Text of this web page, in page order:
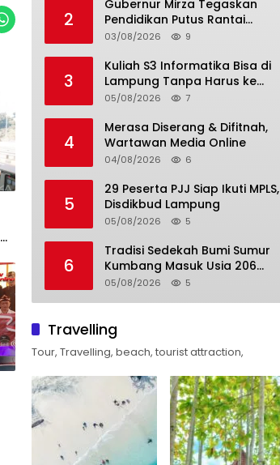
2
Gubernur Mirza Tegaskan
Pendidikan Putus Rantai
Kemiskinan
03/08/2026 9
3
Kuliah S3 Informatika Bisa di
Lampung Tanpa Harus ke
Luar Daerah
05/08/2026 7
4
Merasa Diserang & Difitnah,
Wartawan Media Online
04/08/2026 6
5
29 Peserta PJJ Siap Ikuti MPLS,
Disdikbud Lampung
05/08/2026 5
6
Tradisi Sedekah Bumi Sumur
Kumbang Masuk Usia 206
Tahun
05/08/2026 5
Travelling
Tour, Travelling, beach, tourist attraction,